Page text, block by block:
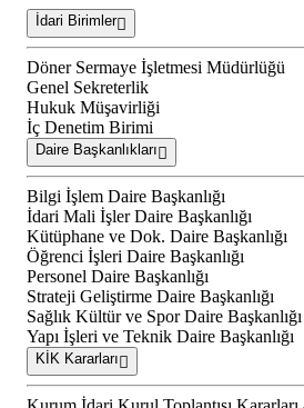
İdari Birimler
Döner Sermaye İşletmesi Müdürlüğü
Genel Sekreterlik
Hukuk Müşavirliği
İç Denetim Birimi
Daire Başkanlıkları
Bilgi İşlem Daire Başkanlığı
İdari Mali İşler Daire Başkanlığı
Kütüphane ve Dok. Daire Başkanlığı
Öğrenci İşleri Daire Başkanlığı
Personel Daire Başkanlığı
Strateji Geliştirme Daire Başkanlığı
Sağlık Kültür ve Spor Daire Başkanlığı
Yapı İşleri ve Teknik Daire Başkanlığı
KİK Kararları